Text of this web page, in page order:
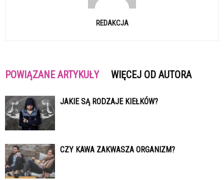
REDAKCJA
POWIĄZANE ARTYKUŁY WIĘCEJ OD AUTORA
JAKIE SĄ RODZAJE KIEŁKÓW?
CZY KAWA ZAKWASZA ORGANIZM?